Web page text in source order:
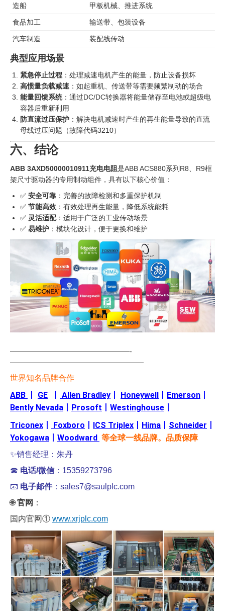
造船 甲板机械、推进系统
食品加工 输送带、包装设备
汽车制造 装配线传动
典型应用场景
紧急停止过程 ：处理减速电机产生的能量，防止设备损坏
高惯量负载减速 ：如起重机、传送带等需要频繁制动的场合
能量回馈系统：通过DC/DC转换器将能量储存至电池或超级电
容器后重新利用
防直流过压保护 ：解决电机减速时产生的再生能量导致的直流
母线过压问题（故障代码3210）
六、结论
ABB 3AXD50000010911充电电阻是ABB ACS880系列R8、R9框
架尺寸驱动器的专用制动组件，具有以下核心价值：
✅ 安全可靠 ：完善的故障检测和多重保护机制
✅ 节能高效 ：有效处理再生能量，降低系统能耗
✅ 灵活适配：适用于广泛的工业传动场景
✅ 易维护 ：模块化设计，便于更换和维护
—————————————————-
———————————————————
世界知名品牌合作
ABB GE Allen Bradley Honeywell Emerson
Bently Nevada
Prosoft Westinghouse
Triconex
Foxboro ICS Triplex Hima Schneider
Yokogawa
Woodward 等全球一线品牌。品质保障
✨销售经理：朱丹
☎ 电话/微信：15359273796
📧 电子邮件：sales7@saulplc.com
🌐官网 ：
国内官网① www.xrjplc.com